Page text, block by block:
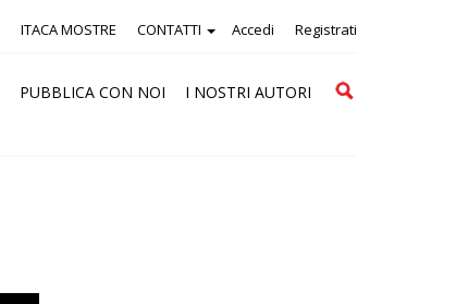
Accedi Registrati
ITACA MOSTRE CONTATTI
PUBBLICA CON NOI I NOSTRI AUTORI
Cerca